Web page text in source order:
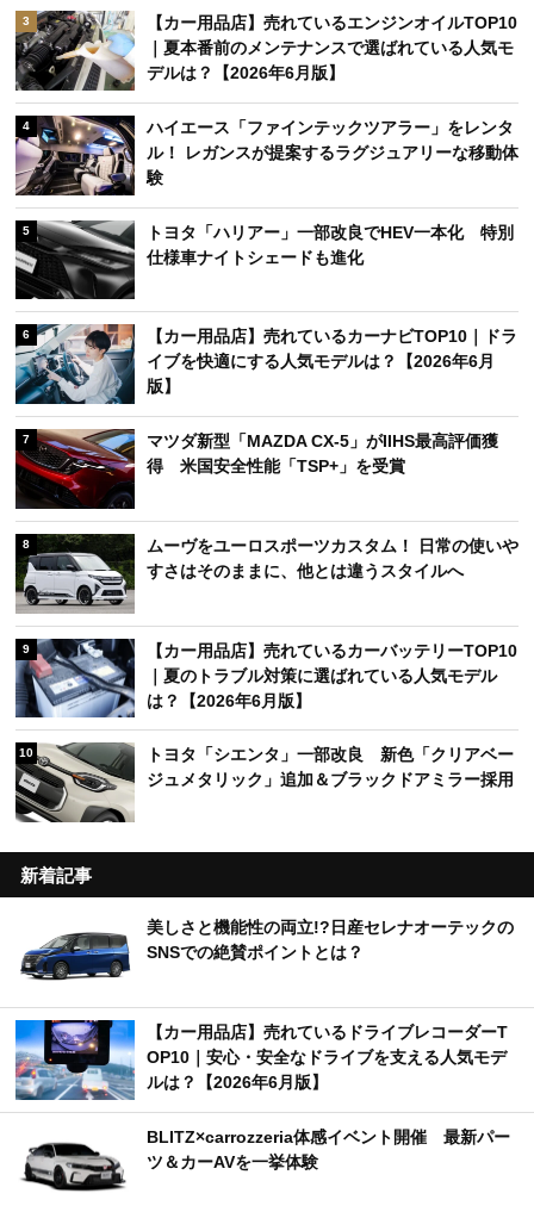
3
【カー用品店】売れているエンジンオイルTOP10
｜夏本番前のメンテナンスで選ばれている人気モ
デルは？【2026年6月版】
4
ハイエース「ファインテックツアラー」をレンタ
ル！ レガンスが提案するラグジュアリーな移動体
験
5
トヨタ「ハリアー」一部改良でHEV一本化 特別
仕様車ナイトシェードも進化
6
【カー用品店】売れているカーナビTOP10｜ドラ
イブを快適にする人気モデルは？【2026年6月
版】
7
マツダ新型「MAZDA CX-5」がIIHS最高評価獲
得 米国安全性能「TSP+」を受賞
8
ムーヴをユーロスポーツカスタム！ 日常の使いや
すさはそのままに、他とは違うスタイルへ
9
【カー用品店】売れているカーバッテリーTOP10
｜夏のトラブル対策に選ばれている人気モデル
は？【2026年6月版】
10
トヨタ「シエンタ」一部改良 新色「クリアベー
ジュメタリック」追加＆ブラックドアミラー採用
新着記事
美しさと機能性の両立!?日産セレナオーテックの
SNSでの絶賛ポイントとは？
【カー用品店】売れているドライブレコーダーT
OP10｜安心・安全なドライブを支える人気モデ
ルは？【2026年6月版】
BLITZ×carrozzeria体感イベント開催 最新パー
ツ＆カーAVを一挙体験